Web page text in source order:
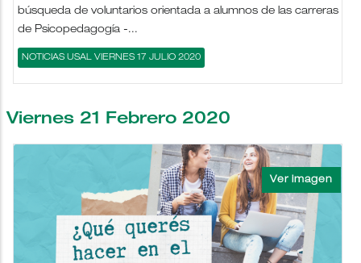
búsqueda de voluntarios orientada a alumnos de las carreras
de Psicopedagogía -...
NOTICIAS USAL VIERNES 17 JULIO 2020
Viernes 21 Febrero 2020